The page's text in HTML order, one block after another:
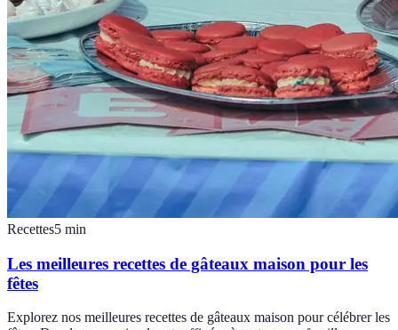
Recettes5 min
Les meilleures recettes de gâteaux maison pour les
fêtes
Explorez nos meilleures recettes de gâteaux maison pour célébrer les